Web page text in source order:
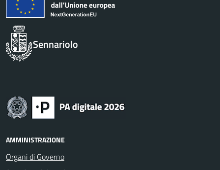
Sennariolo
AMMINISTRAZIONE
Organi di Governo